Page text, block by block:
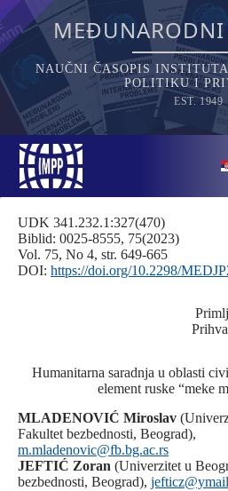
Skip
to
content
NAUČNI ČASOPIS
POLITIKU I
EST. 1949
UDK 341.232.1:327(470)
Biblid: 0025-8555, 75(2023)
Vol. 75, No 4, str. 649-665
DOI: https://doi.org/10.2298/
Humanitarna saradnja u oblasti
element ruske “meke
MLADENOVIĆ Miroslav
Fakultet bezbednosti, Beograd),
m.mladenovic@fb.bg.ac.rs
JEFTIĆ Zoran (Univerzitet u
bezbednosti, Beograd),